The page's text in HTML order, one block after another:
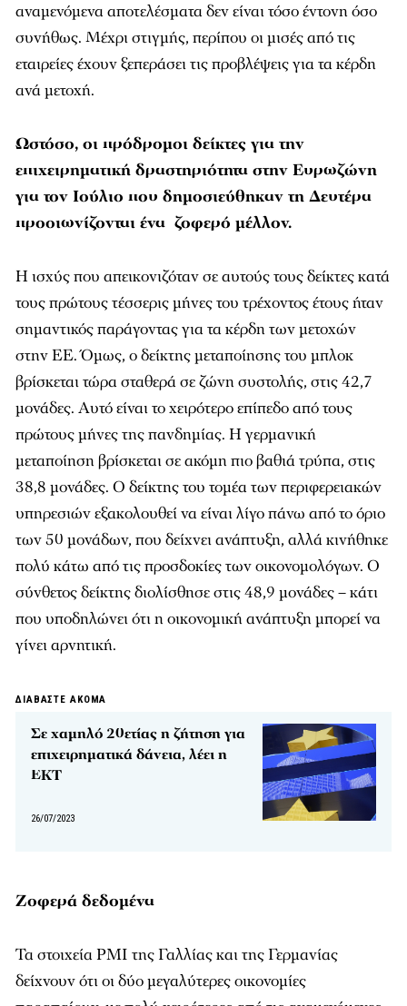
αναμενόμενα αποτελέσματα δεν είναι τόσο έντονη όσο
συνήθως. Μέχρι στιγμής, περίπου οι μισές από τις
εταιρείες έχουν ξεπεράσει τις προβλέψεις για τα κέρδη
ανά μετοχή.
Ωστόσο, οι πρόδρομοι δείκτες για την
επιχειρηματική δραστηριότητα στην Ευρωζώνη
για τον Ιούλιο που δημοσιεύθηκαν τη Δευτέρα
προοιωνίζονται ένα ζοφερό μέλλον.
Η ισχύς που απεικονιζόταν σε αυτούς τους δείκτες κατά
τους πρώτους τέσσερις μήνες του τρέχοντος έτους ήταν
σημαντικός παράγοντας για τα κέρδη των μετοχών
στην ΕΕ. Όμως, ο δείκτης μεταποίησης του μπλοκ
βρίσκεται τώρα σταθερά σε ζώνη συστολής, στις 42,7
μονάδες. Αυτό είναι το χειρότερο επίπεδο από τους
πρώτους μήνες της πανδημίας. Η γερμανική
μεταποίηση βρίσκεται σε ακόμη πιο βαθιά τρύπα, στις
38,8 μονάδες. Ο δείκτης του τομέα των περιφερειακών
υπηρεσιών εξακολουθεί να είναι λίγο πάνω από το όριο
των 50 μονάδων, που δείχνει ανάπτυξη, αλλά κινήθηκε
πολύ κάτω από τις προσδοκίες των οικονομολόγων. Ο
σύνθετος δείκτης διολίσθησε στις 48,9 μονάδες – κάτι
που υποδηλώνει ότι η οικονομική ανάπτυξη μπορεί να
γίνει αρνητική.
ΔΙΑΒΑΣΤΕ ΑΚΟΜΑ
Σε χαμηλό 20ετίας η ζήτηση για
επιχειρηματικά δάνεια, λέει η
ΕΚΤ
26/07/2023
Ζοφερά δεδομένα
Τα στοιχεία PMI της Γαλλίας και της Γερμανίας
δείχνουν ότι οι δύο μεγαλύτερες οικονομίες